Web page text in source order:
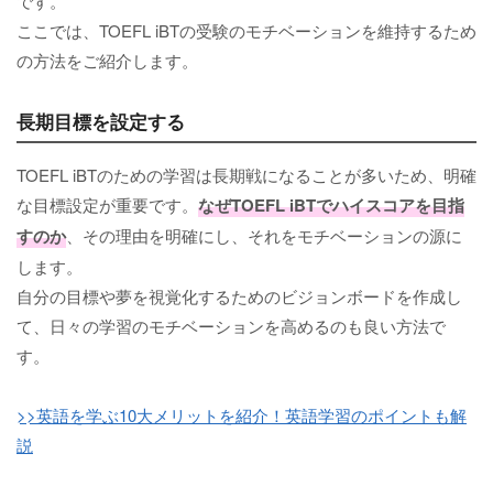
ここでは、TOEFL iBTの受験のモチベーションを維持するため
の方法をご紹介します。
長期目標を設定する
TOEFL iBTのための学習は長期戦になることが多いため、明確
な目標設定が重要です。 なぜTOEFL iBTでハイスコアを目指
すのか、その理由を明確にし、それをモチベーションの源に
します。
自分の目標や夢を視覚化するためのビジョンボードを作成し
て、日々の学習のモチベーションを高めるのも良い方法で
す。
>>英語を学ぶ10大メリットを紹介！英語学習のポイントも解
説